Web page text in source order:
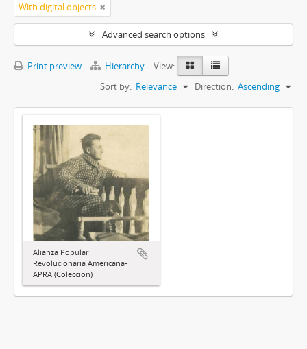
With digital objects
Advanced search options
Print preview Hierarchy
View:
Sort by: Relevance Direction: Ascending
Alianza Popular
Revolucionaria Americana-
APRA (Colección)